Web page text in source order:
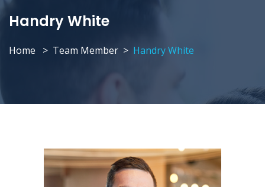
Handry White
Home Team Member Handry White